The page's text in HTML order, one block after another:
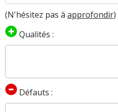
(N'hésitez pas à approfondir)
Qualités :
Défauts :